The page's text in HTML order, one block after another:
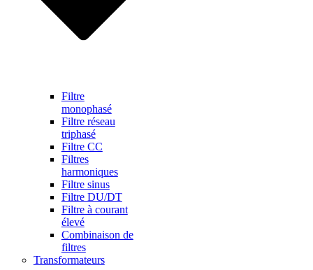
Filtre
monophasé
Filtre réseau
triphasé
Filtre CC
Filtres
harmoniques
Filtre sinus
Filtre DU/DT
Filtre à courant
élevé
Combinaison de
filtres
Transformateurs